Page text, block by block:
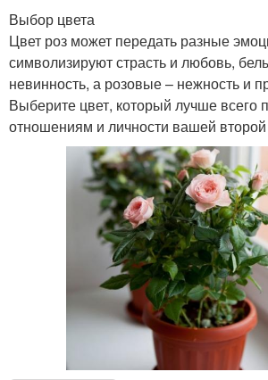
Выбор цвета
Цвет роз может передать разные
символизируют страсть и любовь,
невинность, а розовые – нежность и
Выберите цвет, который лучше всего
отношениям и личности вашей